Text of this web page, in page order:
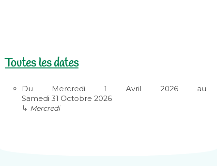
Toutes les dates
Du Mercredi 1 Avril 2026
au
Samedi 31 Octobre 2026
↳ Mercredi